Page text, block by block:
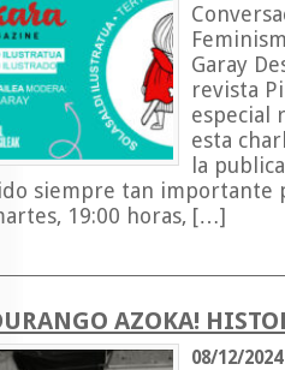
Garay
revista
especial
esta
la
siempre tan importante
19:00 horas, […]
AZOKA!
08/12/2024